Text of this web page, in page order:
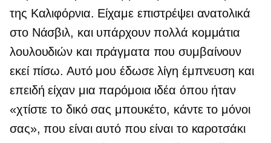
της Καλιφόρνια. Είχαμε επιστρέψει ανατολικά
στο Νάσβιλ, και υπάρχουν πολλά κομμάτια
λουλουδιών και πράγματα που συμβαίνουν
εκεί πίσω. Αυτό μου έδωσε λίγη έμπνευση και
επειδή είχαν μια παρόμοια ιδέα όπου ήταν
«χτίστε το δικό σας μπουκέτο, κάντε το μόνοι
σας», που είναι αυτό που είναι το καροτσάκι